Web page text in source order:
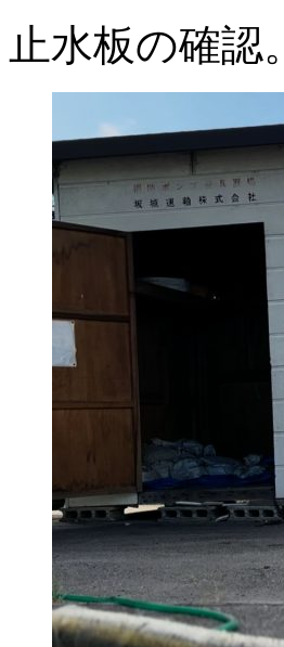
止水板の確認。